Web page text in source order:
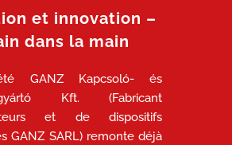
et innovation –
dans la main
GANZ Kapcsoló- és
Kft. (Fabricant
et de dispositifs
GANZ SARL) remonte déjà